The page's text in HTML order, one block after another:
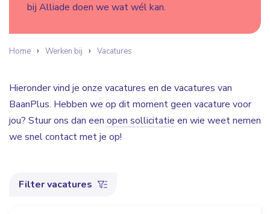
bij Alliade doen we wat wél kan.
Home Werken bij Vacatures
Hieronder vind je onze vacatures en de vacatures van
BaanPlus. Hebben we op dit moment geen vacature voor
jou? Stuur ons dan een open sollicitatie en wie weet nemen
we snel contact met je op!
Filter vacatures